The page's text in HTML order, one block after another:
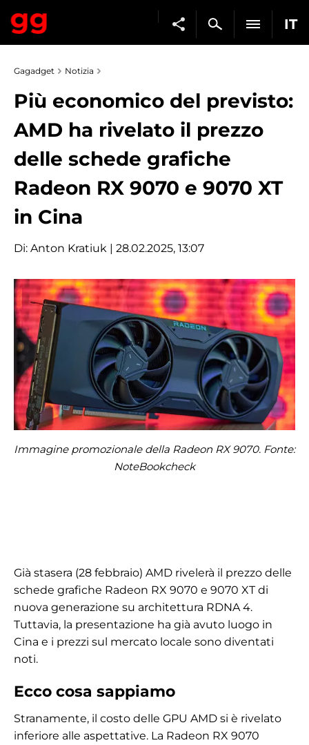
IT
Gagadget Notizia
Più economico del previsto:
AMD ha rivelato il prezzo
delle schede grafiche
Radeon RX 9070 e 9070 XT
in Cina
Di: Anton Kratiuk | 28.02.2025, 13:07
Immagine promozionale della Radeon RX 9070. Fonte:
NoteBookcheck
Già stasera (28 febbraio) AMD rivelerà il prezzo delle
schede grafiche Radeon RX 9070 e 9070 XT di
nuova generazione su architettura RDNA 4.
Tuttavia, la presentazione ha già avuto luogo in
Cina e i prezzi sul mercato locale sono diventati
noti.
Ecco cosa sappiamo
Stranamente, il costo delle GPU AMD si è rivelato
inferiore alle aspettative. La Radeon RX 9070